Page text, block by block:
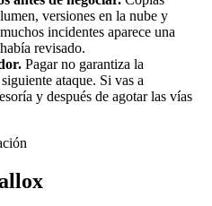
versiones en la nube y
incidentes aparece una
revisado.
Pagar no garantiza la
ataque. Si vas a
y después de agotar las vías